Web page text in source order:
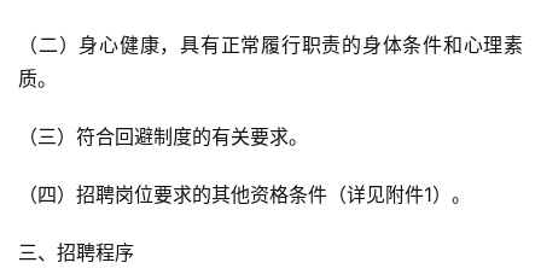
（二）身心健康，具有正常履行职责的身体条件和心理素
质。
（三）符合回避制度的有关要求。
（四）招聘岗位要求的其他资格条件（详见附件1）。
三、招聘程序